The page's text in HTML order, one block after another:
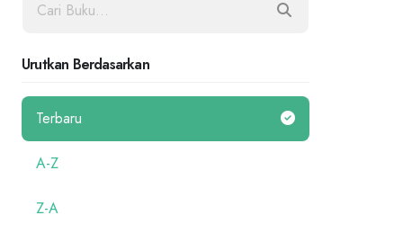
Urutkan Berdasarkan
Terbaru
A-Z
Z-A